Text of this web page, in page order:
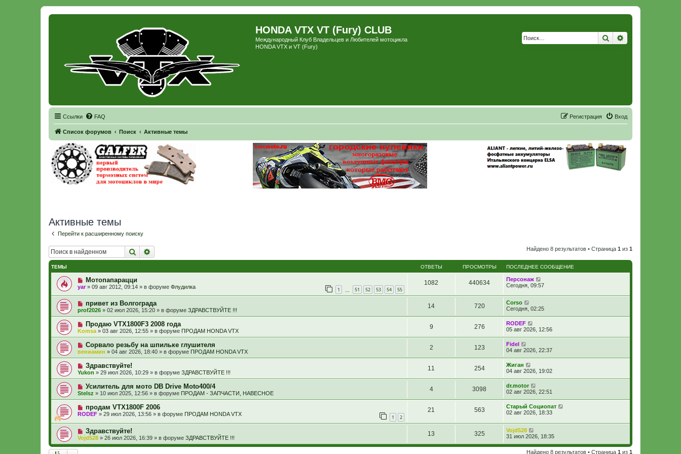
HONDA VTX VT (Fury) CLUB
Международный Клуб Владельцев и Любителей мотоцикла
HONDA VTX и VT (Fury)
Поиск
Ссылки FAQ Вход
Регистрация
Список форумов Поиск Активные темы
Активные темы
Перейти к расширенному поиску
Поиск Найдено 8 результатов • Страница 1 из 1
ТЕМЫ ОТВЕТЫ ПРОСМОТРЫ ПОСЛЕДНЕЕ СООБЩЕНИЕ
Н
о
в
о
е
с
о
о
б
щ
е
н
и
е
Мотопапарацци
yar» 09 авг 2012, 09:14 » в форуме Флудилка 1 51 52 53 54 55
1082 440634
Персонаж
Сегодня, 09:57
Н
о
в
о
е
с
о
о
б
щ
е
н
и
е
привет из Волгограда
prof2026 » 02 июл 2026, 15:20 » в форуме ЗДРАВСТВУЙТЕ !!!
14 720
Corso
Сегодня, 02:25
Н
о
в
е
с
о
о
б
щ
е
н
и
е
Продаю VTX1800F3 2008 года
Komsa » 03 авг 2026, 12:55 » в форуме ПРОДАМ HONDA VTX
9 276
RODEF
05 авг 2026, 12:56
Н
о
в
о
е
с
о
о
б
щ
н
и
е
Сорвало резьбу на шпильке глушителя
вениамин » 04 авг 2026, 18:40 » в форуме ПРОДАМ HONDA VTX
2 123
Fidel
04 авг 2026, 22:37
Н
о
в
о
е
с
о
о
б
е
н
и
е
Здравствуйте!
Yukon » 29 июл 2026, 10:29 » в форуме ЗДРАВСТВУЙТЕ !!!
11 254
Жиган
04 авг 2026, 19:02
Н
о
в
е
с
о
б
щ
е
Усилитель для мото DB Drive Moto400/4
Stelsz » 10 июл 2025, 12:56 » в форуме ПРОДАМ - ЗАПЧАСТИ, НАВЕСНОЕ
4 3098
dr.motor
02 авг 2026, 22:51
Н
о
в
о
е
с
о
о
продам VTX1800F 2006
RODEF » 29 июл 2026, 13:56 » в форуме ПРОДАМ HONDA VTX 1 2
21 563
Старый Социопат
02 авг 2026, 18:33
Н
о
в
о
Здравствуйте!
Vojd528 » 26 июл 2026, 16:39 » в форуме ЗДРАВСТВУЙТЕ !!!
13 325
Vojd528
31 июл 2026, 18:35
Найдено 8 результатов • Страница 1 из 1